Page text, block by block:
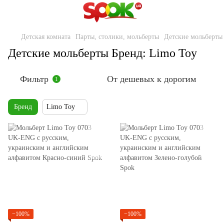
Детская комната Парты, столики, мольберты Детские мольберты
Детские мольберты Бренд: Limo Toy
Фильтр 1 От дешевых к дорогим
Бренд Limo Toy
−100% −100%